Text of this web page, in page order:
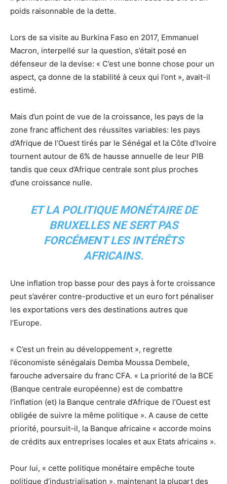
poids raisonnable de la dette.
Lors de sa visite au Burkina Faso en 2017, Emmanuel
Macron, interpellé sur la question, s’était posé en
défenseur de la devise: « C’est une bonne chose pour un
aspect, ça donne de la stabilité à ceux qui l’ont », avait-il
estimé.
Mais d’un point de vue de la croissance, les pays de la
zone franc affichent des réussites variables: les pays
d’Afrique de l’Ouest tirés par le Sénégal et la Côte d’Ivoire
tournent autour de 6% de hausse annuelle de leur PIB
tandis que ceux d’Afrique centrale sont plus proches
d’une croissance nulle.
ET LA POLITIQUE MONÉTAIRE DE
BRUXELLES NE SERT PAS
FORCÉMENT LES INTÉRÊTS
AFRICAINS.
Une inflation trop basse pour des pays à forte croissance
peut s’avérer contre-productive et un euro fort pénaliser
les exportations vers des destinations autres que
l’Europe.
« C’est un frein au développement », regrette
l’économiste sénégalais Demba Moussa Dembele,
farouche adversaire du franc CFA. « La priorité de la BCE
(Banque centrale européenne) est de combattre
l’inflation (et) la Banque centrale d’Afrique de l’Ouest est
obligée de suivre la même politique ». A cause de cette
priorité, poursuit-il, la Banque africaine « accorde moins
de crédits aux entreprises locales et aux Etats africains ».
Pour lui, « cette politique monétaire empêche toute
politique d’industrialisation », maintenant la plupart des